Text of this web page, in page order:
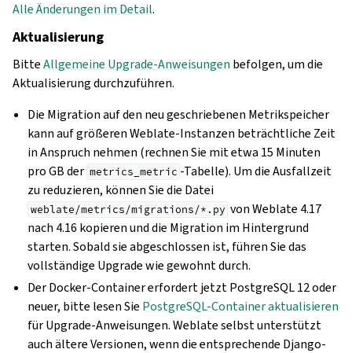
Alle Änderungen im Detail.
Aktualisierung
BitteAllgemeine Upgrade-Anweisungen befolgen, um die
Aktualisierung durchzuführen.
Die Migration auf den neu geschriebenen Metrikspeicher
kann auf größeren Weblate-Instanzen beträchtliche Zeit
in Anspruch nehmen (rechnen Sie mit etwa 15 Minuten
pro GB der metrics_metric -Tabelle). Um die Ausfallzeit
zu reduzieren, können Sie die Datei
weblate/metrics/migrations/*.py von Weblate 4.17
nach 4.16 kopieren und die Migration im Hintergrund
starten. Sobald sie abgeschlossen ist, führen Sie das
vollständige Upgrade wie gewohnt durch.
Der Docker-Container erfordert jetzt PostgreSQL 12 oder
neuer, bitte lesen Sie PostgreSQL-Container aktualisieren
für Upgrade-Anweisungen. Weblate selbst unterstützt
auch ältere Versionen, wenn die entsprechende Django-